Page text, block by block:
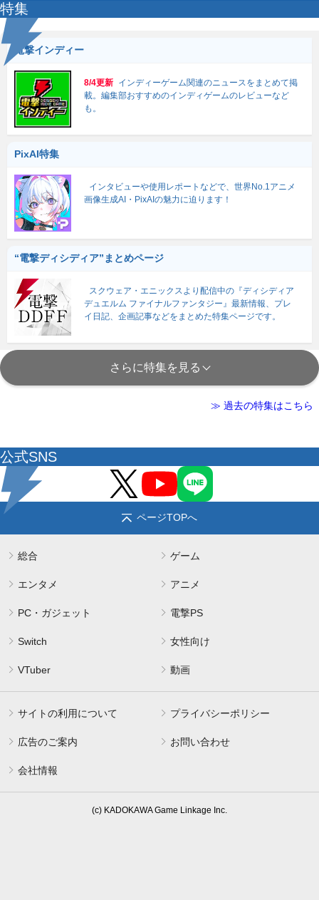
特集
電撃インディー
8/4更新 インディーゲーム関連のニュースをまとめて掲
載。編集部おすすめのインディゲームのレビューなど
も。
PixAI特集
インタビューや使用レポートなどで、世界No.1アニメ
画像生成AI・PixAIの魅力に迫ります！
“電撃ディシディア”まとめページ
スクウェア・エニックスより配信中の『ディシディア
デュエルム ファイナルファンタジー』最新情報、プレ
イ日記、企画記事などをまとめた特集ページです。
さらに特集を見る
≫ 過去の特集はこちら
公式SNS
ページTOPへ
総合 ゲーム
エンタメ アニメ
PC・ガジェット 電撃PS
Switch 女性向け
VTuber 動画
サイトの利用について プライバシーポリシー
広告のご案内 お問い合わせ
会社情報
(c) KADOKAWA Game Linkage Inc.